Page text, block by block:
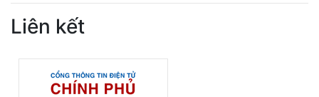
Liên kết